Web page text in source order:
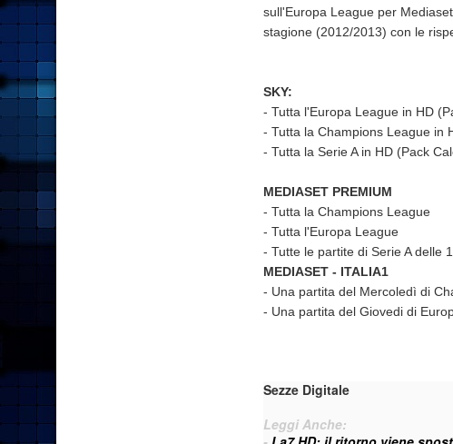
sull'Europa League per
stagione (2012/2013) con le
SKY:
- Tutta l'Europa League in HD
- Tutta la Champions League in
- Tutta la Serie A in HD (Pack
MEDIASET PREMIUM
- Tutta la Champions League
- Tutta l'Europa League
- Tutte le partite di Serie A delle
MEDIASET - ITALIA1
- Una partita del Mercoledì di
- Una partita del Giovedi di
Sezze Digitale
Leggi Anche: